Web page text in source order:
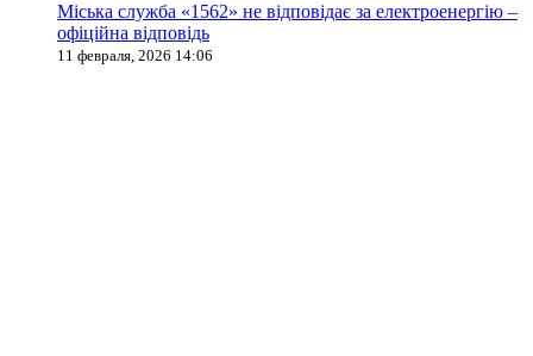
Міська служба «1562» не відповідає за електроенергію –
офіційна відповідь
11 февраля, 2026 14:06